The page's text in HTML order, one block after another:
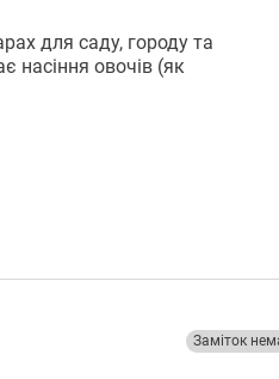
для саду, городу та
насіння овочів (як
Заміток